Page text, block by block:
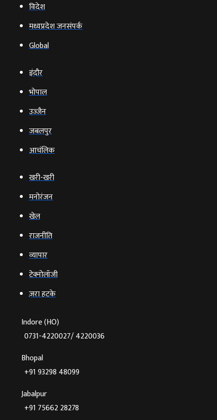
विदेश
मध्यप्रदेश जनसंपर्क
Global
इंदौर
भोपाल
उज्‍जैन
जबलपुर
आचंलिक
खरी-खरी
मनोरंजन
खेल
राजनीति
व्‍यापार
टेक्‍नोलॉजी
ज़रा हटके
Indore (HO)
0731-4220027/ 4220036
Bhopal
+91 93298 48099
Jabalpur
+91 75662 28278